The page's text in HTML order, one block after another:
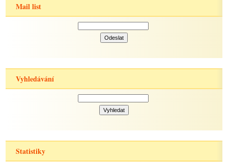
Mail list
Vyhledávání
Statistiky